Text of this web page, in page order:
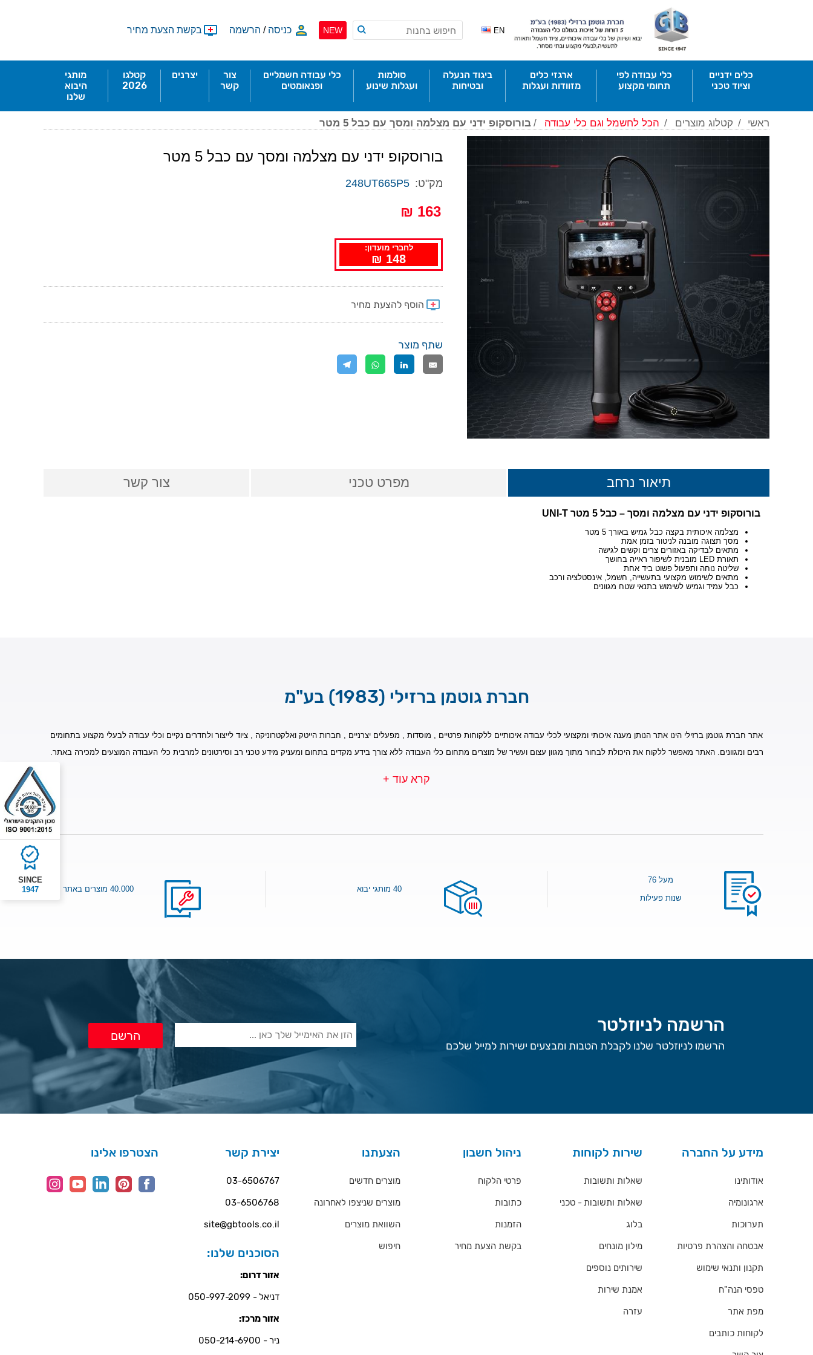
EN
NEW כניסה / הרשמה בקשת הצעת מחיר
כלים ידניים
וציוד טכני
כלי עבודה לפי
תחומי מקצוע
ארגזי כלים
מזוודות ועגלות
ביגוד הנעלה
ובטיחות
סולמות
ועגלות שינוע
כלי עבודה חשמליים
ופנאומטים
צור
קשר
יצרנים
קטלגו
2026
מותגי
היבוא
שלנו
ראשי / קטלוג מוצרים / הכל לחשמל וגם כלי עבודה / בורוסקופ ידני עם מצלמה ומסך עם כבל 5 מטר
בורוסקופ ידני עם מצלמה ומסך עם כבל 5 מטר
מק"ט: 248UT665P5
163 ₪
לחברי מועדון:
148 ₪
שתף מוצר
תיאור נרחב מפרט טכני צור קשר
בורוסקופ ידני עם מצלמה ומסך – כבל 5 מטר UNI-T
מצלמה איכותית בקצה כבל גמיש באורך 5 מטר
מסך תצוגה מובנה לניטור בזמן אמת
מתאים לבדיקה באזורים צרים וקשים לגישה
תאורת LED מובנית לשיפור ראייה בחושך
שליטה נוחה ותפעול פשוט ביד אחת
מתאים לשימוש מקצועי בתעשייה, חשמל, אינסטלציה ורכב
כבל עמיד וגמיש לשימוש בתנאי שטח מגוונים
SINCE
1947
חברת גוטמן ברזילי (1983) בע"מ
אתר חברת גוטמן ברזילי הינו אתר הנותן מענה איכותי ומקצועי לכלי עבודה איכותיים ללקוחות פרטיים , מוסדות , מפעלים יצרניים , חברות הייטק ואלקטרוניקה , ציוד לייצור ולחדרים נקיים וכלי עבודה לבעלי מקצוע בתחומים
רבים ומגוונים. האתר מאפשר ללקוח את היכולת לבחור מתוך מגוון עצום ועשיר של מוצרים מתחום כלי העבודה ללא צורך בידע מקדים בתחום ומעניק מידע טכני רב וסירטונים למרבית כלי העבודה המוצעים למכירה באתר.
קרא עוד +
מעל 76
שנות פעילות
40 מותגי יבוא 40.000 מוצרים באתר
הרשמה לניוזלטר
הרשמו לניוזלטר שלנו לקבלת הטבות ומבצעים ישירות למייל שלכם
מידע על החברה
אודותינו
ארגונומיה
תערוכות
אבטחה והצהרת פרטיות
תקנון ותנאי שימוש
טפסי הנה"ח
מפת אתר
לקוחות כותבים
שירות לקוחות
שאלות ותשובות
שאלות ותשובות - טכני
בלוג
מילון מונחים
שירותים נוספים
אמנת שירות
עזרה
ניהול חשבון
פרטי הלקוח
כתובות
הזמנות
בקשת הצעת מחיר
הצעתנו
מוצרים חדשים
מוצרים שניצפו לאחרונה
השוואת מוצרים
חיפוש
יצירת קשר
03-6506767
03-6506768
site@gbtools.co.il
הסוכנים שלנו:
אזור דרום:
דניאל - 050-997-2099
אזור מרכז:
ניר - 050-214-6900
הצטרפו אלינו